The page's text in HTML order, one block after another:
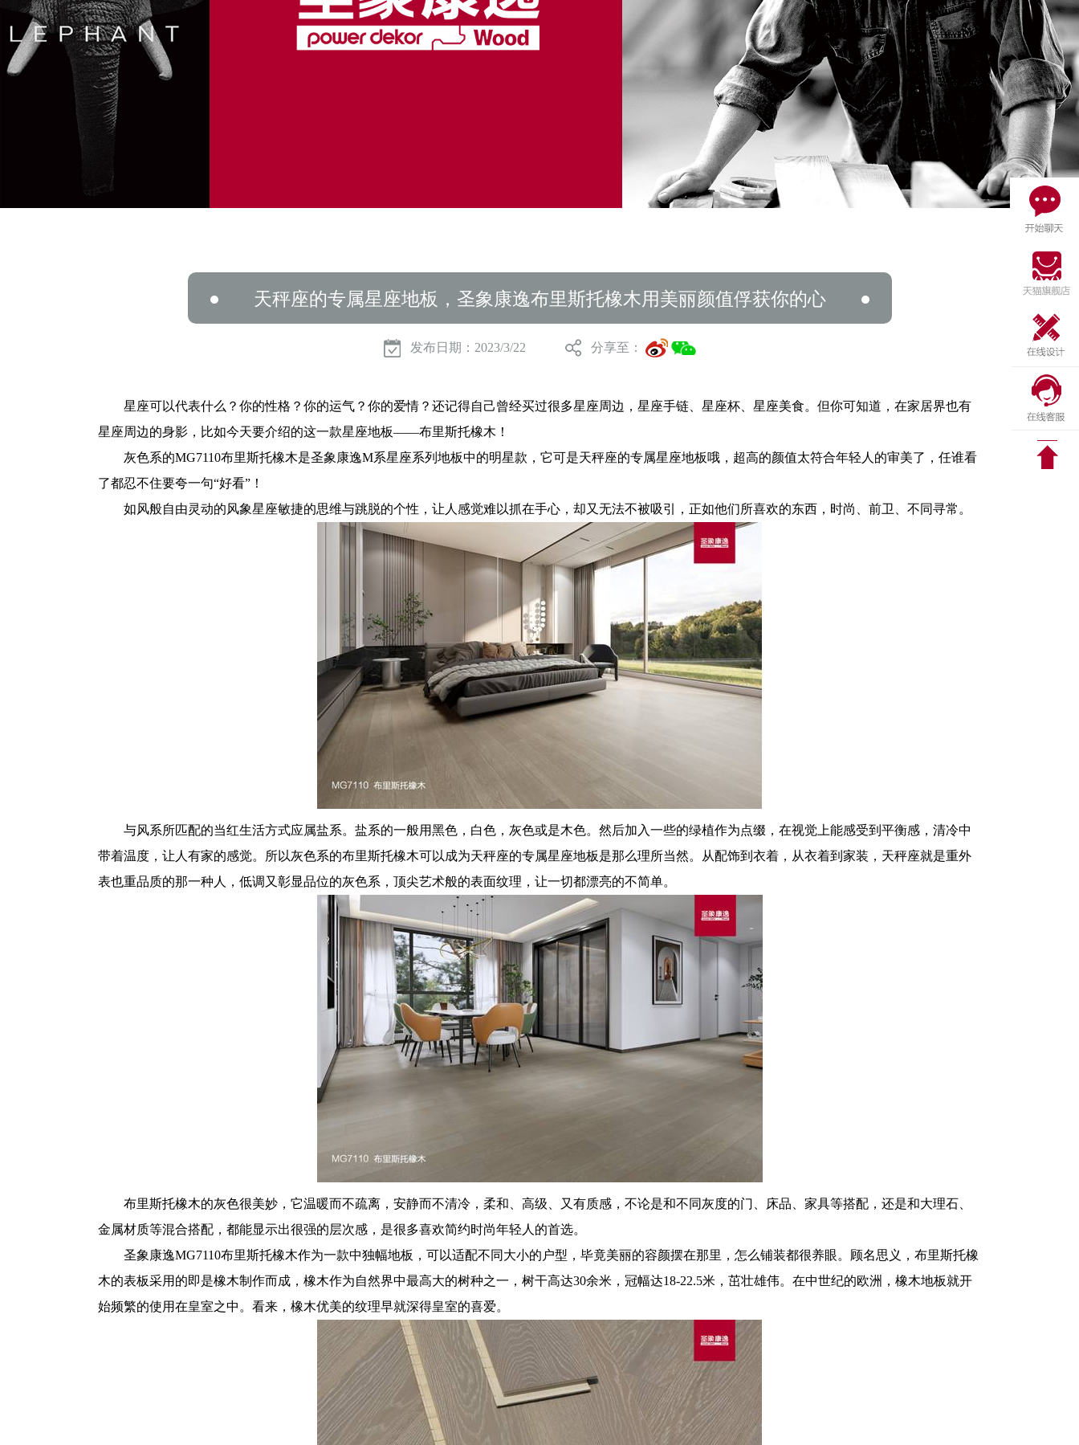
天秤座的专属星座地板，圣象康逸布里斯托橡木用美丽颜值俘获你的心
发布日期：2023/3/22 分享至：
星座可以代表什么？你的性格？你的运气？你的爱情？还记得自己曾经买过很多星座周边，星座手链、星座杯、星座美食。但你可知道，在家居界也有
星座周边的身影，比如今天要介绍的这一款星座地板——布里斯托橡木！
灰色系的MG7110布里斯托橡木是圣象康逸M系星座系列地板中的明星款，它可是天秤座的专属星座地板哦，超高的颜值太符合年轻人的审美了，任谁看
了都忍不住要夸一句“好看”！
如风般自由灵动的风象星座敏捷的思维与跳脱的个性，让人感觉难以抓在手心，却又无法不被吸引，正如他们所喜欢的东西，时尚、前卫、不同寻常。
与风系所匹配的当红生活方式应属盐系。盐系的一般用黑色，白色，灰色或是木色。然后加入一些的绿植作为点缀，在视觉上能感受到平衡感，清冷中
带着温度，让人有家的感觉。所以灰色系的布里斯托橡木可以成为天秤座的专属星座地板是那么理所当然。从配饰到衣着，从衣着到家装，天秤座就是重外
表也重品质的那一种人，低调又彰显品位的灰色系，顶尖艺术般的表面纹理，让一切都漂亮的不简单。
布里斯托橡木的灰色很美妙，它温暖而不疏离，安静而不清冷，柔和、高级、又有质感，不论是和不同灰度的门、床品、家具等搭配，还是和大理石、
金属材质等混合搭配，都能显示出很强的层次感，是很多喜欢简约时尚年轻人的首选。
圣象康逸MG7110布里斯托橡木作为一款中独幅地板，可以适配不同大小的户型，毕竟美丽的容颜摆在那里，怎么铺装都很养眼。顾名思义，布里斯托橡
木的表板采用的即是橡木制作而成，橡木作为自然界中最高大的树种之一，树干高达30余米，冠幅达18-22.5米，茁壮雄伟。在中世纪的欧洲，橡木地板就开
始频繁的使用在皇室之中。看来，橡木优美的纹理早就深得皇室的喜爱。